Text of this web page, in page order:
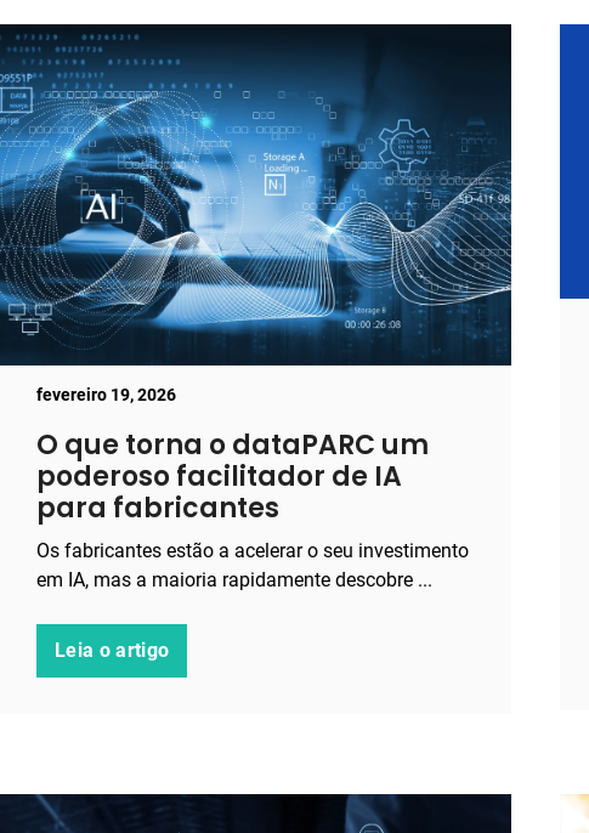
fevereiro 19, 2026
O que torna o dataPARC um
poderoso facilitador de IA
para fabricantes
Os fabricantes estão a acelerar o seu investimento
em IA, mas a maioria rapidamente descobre ...
Leia o artigo